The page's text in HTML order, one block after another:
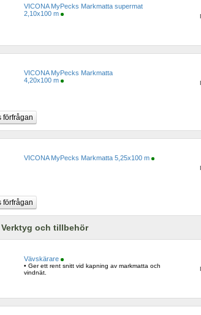
VICONA MyPecks Markmatta supermat
2,10x100 m
VICONA MyPecks Markmatta
4,20x100 m
VICONA MyPecks Markmatta 5,25x100 m
Verktyg och tillbehör
Vävskärare
• Ger ett rent snitt vid kapning av markmatta och
vindnät.